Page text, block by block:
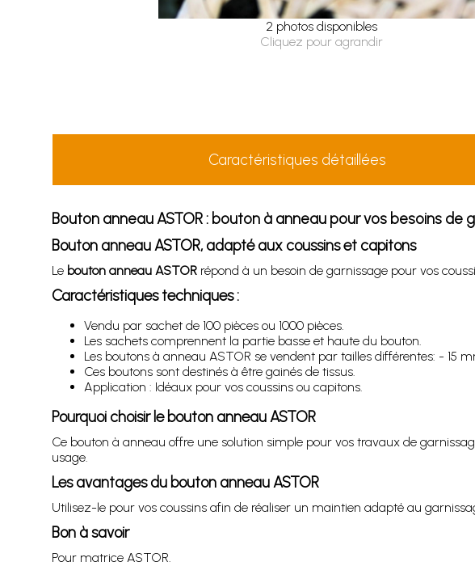
2 photos disponibles
Cliquez pour agrandir
Caractéristiques détaillées
Bouton anneau ASTOR : bouton à anneau pour vos besoins de
Bouton anneau ASTOR, adapté aux coussins et capitons
Le bouton anneau ASTORrépond à un besoin de garnissage pour vos
Caractéristiques techniques :
Vendu par sachet de 100 pièces ou 1000 pièces.
Les sachets comprennent la partie basse et haute du bouton.
Les boutons à anneau ASTOR se vendent par tailles différentes: -
Ces boutons sont destinés à être gainés de tissus.
Application : Idéaux pour vos coussins ou capitons.
Pourquoi choisir le bouton anneau ASTOR
Ce bouton à anneau offre une solution simple pour vos travaux de
usage.
Les avantages du bouton anneau ASTOR
Utilisez-le pour vos coussins afin de réaliser un maintien adapté au
Bon à savoir
Pour matrice ASTOR.